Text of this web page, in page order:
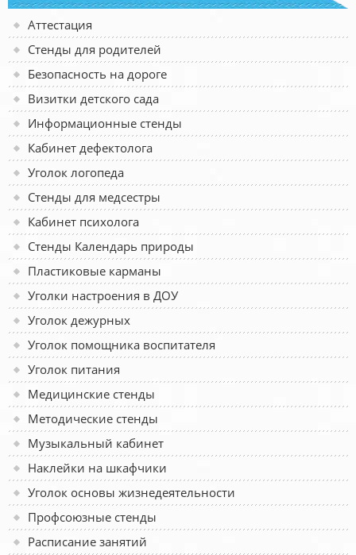
Аттестация
Стенды для родителей
Безопасность на дороге
Визитки детского сада
Информационные стенды
Кабинет дефектолога
Уголок логопеда
Стенды для медсестры
Кабинет психолога
Стенды Календарь природы
Пластиковые карманы
Уголки настроения в ДОУ
Уголок дежурных
Уголок помощника воспитателя
Уголок питания
Медицинские стенды
Методические стенды
Музыкальный кабинет
Наклейки на шкафчики
Уголок основы жизнедеятельности
Профсоюзные стенды
Расписание занятий